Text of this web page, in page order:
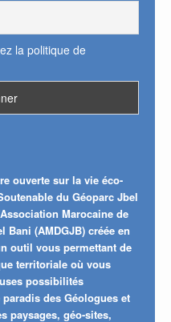
la politique de
ouverte sur la vie éco-
du Géoparc Jbel
Marocaine de
Bani (AMDGJB) créée en
outil vous permettant de
territoriale où vous
possibilités
des Géologues et
paysages, géo-sites,